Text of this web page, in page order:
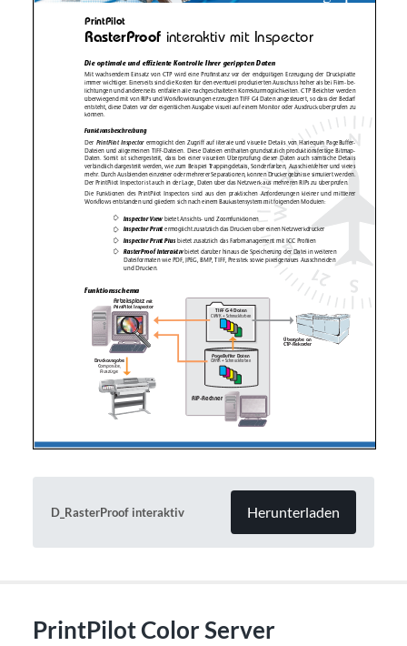
D_RasterProof interaktiv Herunterladen
PrintPilot Color Server